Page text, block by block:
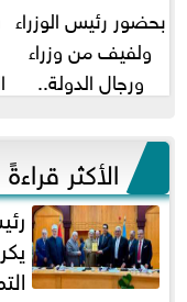
بحضور رئيس الوزراء
ولفيف من وزراء
ورجال الدولة..
ومحمد...
الأكثر قراءةً